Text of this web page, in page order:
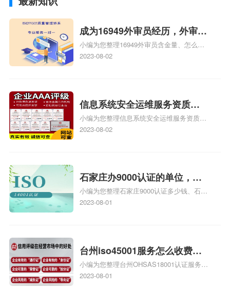
成为16949外审员经历，外审员
16949
小编为您整理16949外审员含金量、怎么才
能成为注册的TS16949:2009的外审员、我
2023-08-02
信息系统安全运维服务资质二
级费用，信息系统安全运维服
务资质二级
小编为您整理信息系统安全运维服务资质认
证证书机构有哪些、安全运维服务资质的费
体系认证知识，详情可查看下方正文！
2023-08-02
石家庄办9000认证的单位，石
家庄9000认证的公司
小编为您整理石家庄9000认证多少钱、石家
庄9000认证价格多少钱、石家庄9000认证
2023-08-01
台州iso45001服务怎么收费，
台州iso45001认证服务怎么收
费
小编为您整理台州OHSAS18001认证服务中
心哪家收费便宜、台州ISO9000认证，哪个
2023-08-01